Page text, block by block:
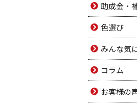
助成金・
色選び
みんな気
コラム
お客様の